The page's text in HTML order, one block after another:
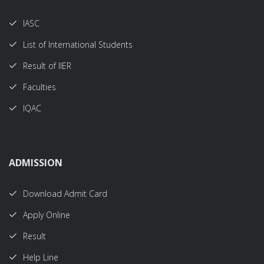
IASC
List of International Students
Result of IIER
Faculties
IQAC
ADMISSION
Download Admit Card
Apply Online
Result
Help Line